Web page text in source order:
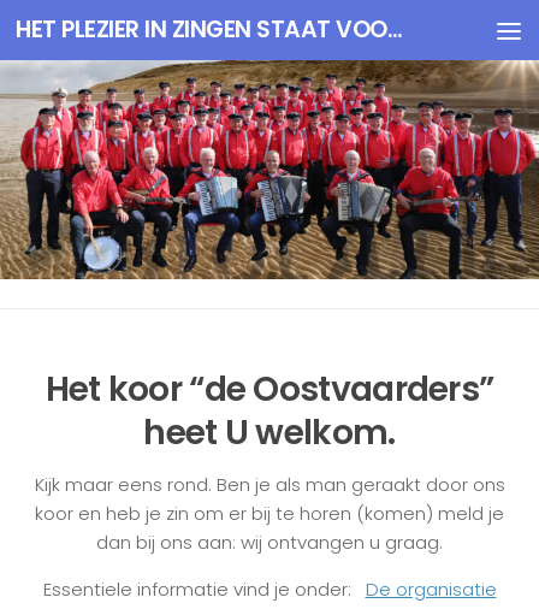
Doorgaan naar inhoud HET PLEZIER IN ZINGEN STAAT VOOROP
Het koor “de Oostvaarders”
heet U welkom.
Kijk maar eens rond. Ben je als man geraakt door ons
koor en heb je zin om er bij te horen (komen) meld je
dan bij ons aan: wij ontvangen u graag.
Essentiele informatie vind je onder: De organisatie